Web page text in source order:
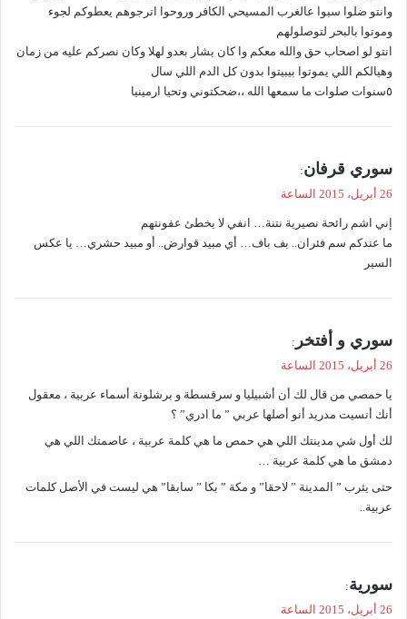
وانتو ضلوا سبوا عالغرب المسيحي الكافر وروحوا اترجوهم يعطوكم لجوء
وموتوا بالبحر لتوصلولهم
انتو لو اصحاب حق والله معكم وا كان بشار بعدو لهلا وكان نصركم عليه من زمان
وهيالكم اللي يموتوا بيبيتوا بدون كل الدم اللي سال
٥سنوات صلوات ما سمعها الله ،،ضحكتوني وتحيا ارمينيا
ي
ل
سوري قرفان:
26 أبريل، 2015 الساعة
إني اشم رائحة نصيرية نتنة… انفي لا يخطئ عفونتهم
ما عندكم سم فئران.. بف باف… أي مبيد قوارض.. أو مبيد حشري… يا عكس
السير
ي
ل
سوري و أفتخر :
26 أبريل، 2015 الساعة
يا حمصي من قال لك أن أشبيليا و سرقسطة و برشلونة أسماء عربية ، معقول
أنك أنسيت مدريد أنو أصلها عربي ” ما ادري” ؟
لك أول شي مدينتك اللي هي حمص ما هي كلمة عربية ، عاصمتك اللي هي
دمشق ما هي كلمة عربية …
حتى يثرب ” المدينة ” لاحقا” و مكة ” بكا ” سابقا” هي ليست في الأصل كلمات
عربية..
يسورية:
26 أبريل، 2015 الساعة